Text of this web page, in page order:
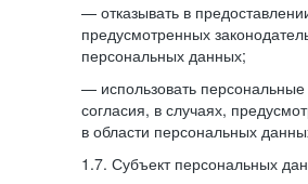
— отказывать в
предусмотренных
персональных данных;
— использовать
согласия, в случаях,
в области персональных
1.7. Субъект персональных